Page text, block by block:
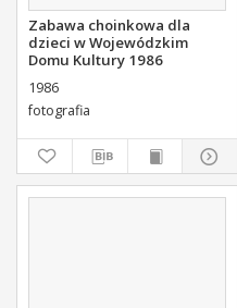
Zabawa choinkowa dla
dzieci w Wojewódzkim
Domu Kultury 1986
1986
fotografia